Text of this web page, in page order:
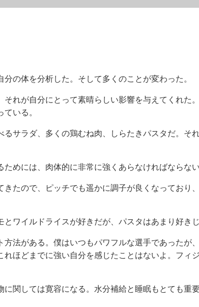
分の体を分析した。そして多くのことが変わった。
それが自分にとって素晴らしい影響を与えてくれた
いる。
サラダ、多くの鶏むね肉、しらたきパスタだ。そ
めには、肉体的に非常に強くあらなければならない
たので、ピッチでも遥かに調子が良くなっており
ワイルドライスが好きだが、パスタはあまり好きじ
方法がある。僕はいつもパワフルな選手であったが
れほどまでに強い自分を感じたことはないよ。フィ
関しては寛容になる。水分補給と睡眠もとても重